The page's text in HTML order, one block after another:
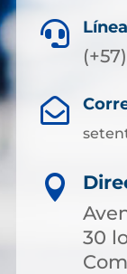



30